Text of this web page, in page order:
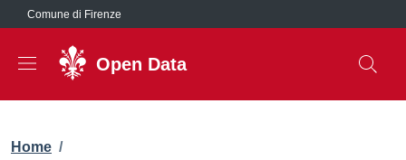
Salta al contenuto principale
Comune di Firenze
Open Data
Briciole di pane
Home /